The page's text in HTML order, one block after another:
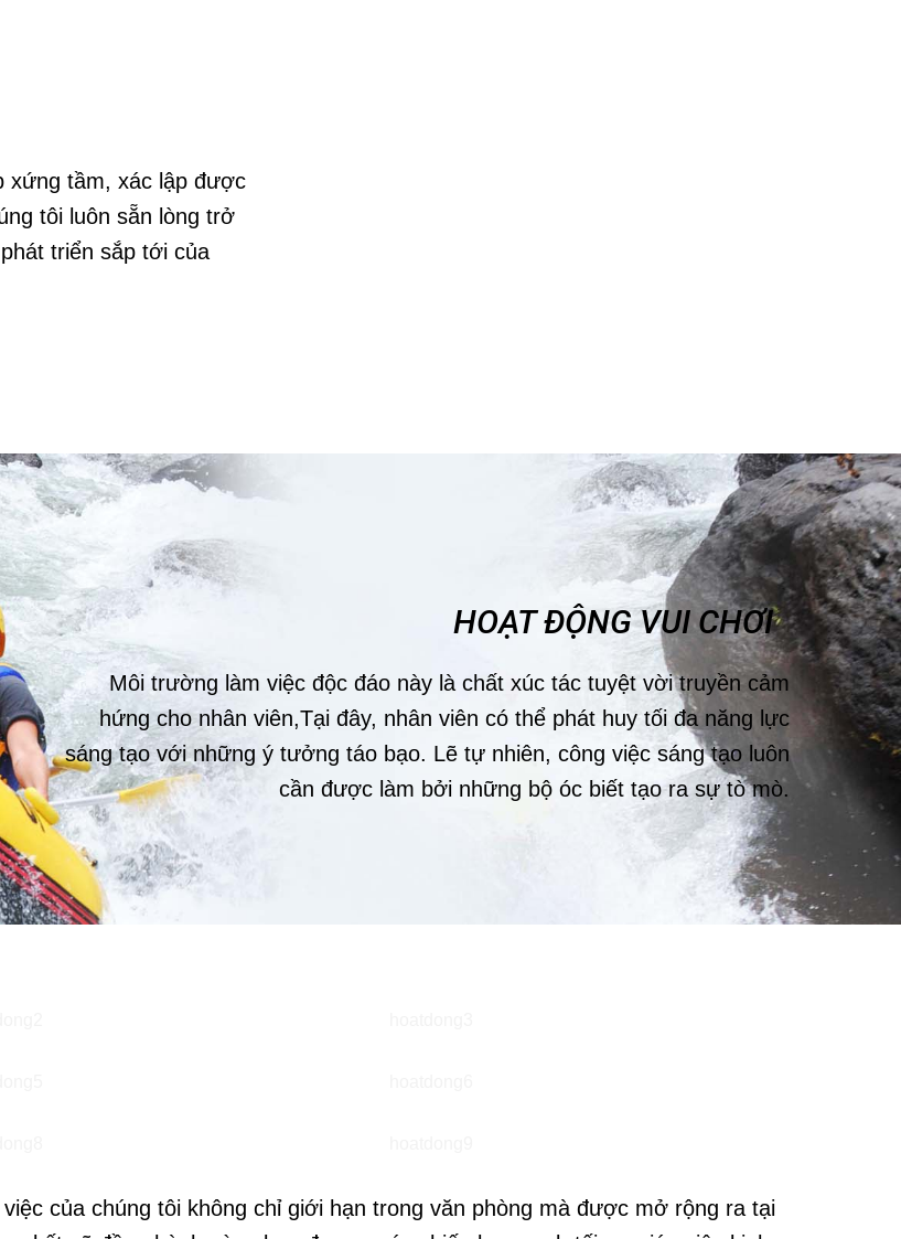
xứng tầm, xác lập được
tôi luôn sẵn lòng trở
triển sắp tới của
HOẠT ĐỘNG VUI CHƠI
Môi trường làm việc độc đáo này là chất xúc tác tuyệt vời truyền cảm
hứng cho nhân viên,Tại đây, nhân viên có thể phát huy tối đa năng lực
sáng tạo với những ý tưởng táo bạo. Lẽ tự nhiên, công việc sáng tạo luôn
cần được làm bởi những bộ óc biết tạo ra sự tò mò.
của chúng tôi không chỉ giới hạn trong văn phòng mà được mở rộng ra tại